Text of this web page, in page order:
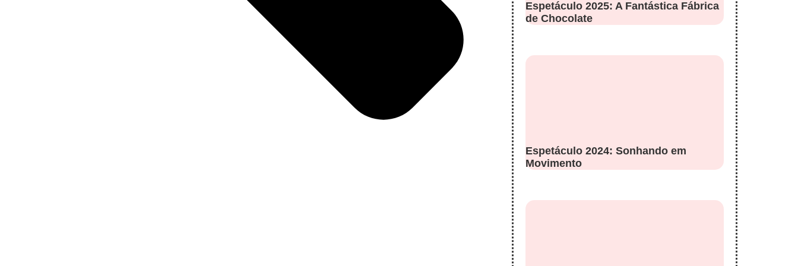
Espetáculo 2025: A Fantástica Fábrica
de Chocolate
Espetáculo 2024: Sonhando em
Movimento